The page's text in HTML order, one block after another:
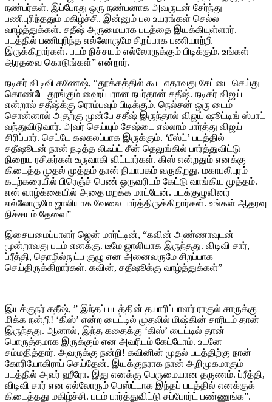
நண்பர்கள். இப்போது ஒரு நண்பனாக அவருடன் சேர்ந்து
பணிபுரிந்ததும் மகிழ்ச்சி. இன்னும் பல உயரங்கள் செல்ல
வாழ்த்துக்கள். சதீஷ் அருமையாக படத்தை இயக்கியுள்ளார்.
படத்தில் பணிபுரிந்த எல்லோருமே சிறப்பாக பணியாற்றி
இருக்கிறார்கள். படம் நிச்சயம் எல்லோருக்கும் பிடிக்கும். உங்கள்
ஆரதவை கொடுங்கள்” என்றார்.
நடிகர் விடிவி கணேஷ், “தூக்கத்தில் கூட எதாவது சேட்டை செய்து
கொண்டே தூங்கும் ஹைப்பரான நபர்தான் சதீஷ். நடிகர் விஜய்
என்றால் சதீஷ்க்கு ரொம்பவும் பிடிக்கும். நெல்சன் ஒரு டைம்
சொன்னால் அதற்கு முன்பே சதீஷ் இருந்தால் விஜய் ஷூட்டிங் ஸ்பாட்
வந்துவிடுவார். அவர் செய்யும் சேஷ்டை எல்லாம் பார்த்து விஜய்
சிரிப்பார். செட்டே கலகலப்பாக இருக்கும். ‘பீஸ்ட்’ படத்தில்
சதீஷூடன் நான் நடித்த லிஃப்ட் சீன் தெலுங்கில் பார்த்துவிட்டு
நிறைய ரசிகர்கள் உருவாகி விட்டார்கள். கிஸ் என்றதும் எனக்கு
கிடைத்த முதல் முத்தம் தான் நியாபகம் வருகிறது. மகாபலிபுரம்
கடற்கரையில் பிரெஞ்ச் பெண் ஒருவரிடம் கேட்டு வாங்கிய முத்தம்.
என் வாழ்க்கையில் அதை மறக்க மாட்டேன். படக்குழுவினர்
எல்லோருமே ஜாலியாக வேலை பார்த்திருக்கிறார்கள். உங்கள் ஆதரவு
நிச்சயம் தேவை”
இசையமைப்பாளர் ஜென் மார்ட்டின், “கவின் அண்ணாவுடன்
மூன்றாவது படம் எனக்கு. டீமே ஜாலியாக இருந்தது. விடிவி சார்,
ப்ரீத்தி, தொழில்நுட்ப குழு என அனைவருமே சிறப்பாக
செய்திருக்கிறார்கள். கவின், சதீஷூக்கு வாழ்த்துக்கள்”
இயக்குநர் சதீஷ், ” இந்தப் படத்தின் தயாரிப்பாளர் ராகுல் சாருக்கு
மிக்க நன்றி! ‘கிஸ்’ என்ற டைட்டில் முதலில் மிஷ்கின் சாரிடம் தான்
இருந்தது. ஆனால், இந்த கதைக்கு ‘கிஸ்’ டைட்டில் தான்
பொருத்தமாக இருக்கும் என அவரிடம் கேட்டோம். உடனே
சம்மதித்தார். அவருக்கு நன்றி! கவினின் முதல் படத்திற்கு நான்
கோரியோகிராப் செய்தேன். இயக்குநராக நான் அறிமுகமாகும்
படத்தில் அவர் ஹீரோ. இது எனக்கு பெருமையான தருணம். ப்ரீத்தி,
விடிவி சார் என எல்லோரும் பெஸ்ட்டாக இந்தப் படத்தில் எனக்குக்
கிடைத்தது மகிழ்ச்சி. படம் பார்த்துவிட்டு சப்போர்ட் பண்ணுங்க”.